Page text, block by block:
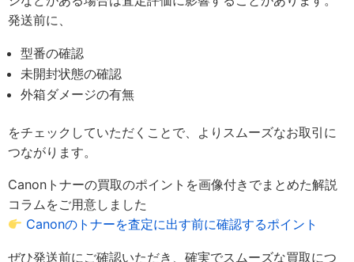
発送前に、
型番の確認
未開封状態の確認
外箱ダメージの有無
をチェックしていただくことで、よりスムーズなお取引に
つながります。
Canonトナーの買取のポイントを画像付きでまとめた解説
コラムをご用意しました
Canonのトナーを査定に出す前に確認するポイント
ぜひ発送前にご確認いただき、確実でスムーズな買取につ